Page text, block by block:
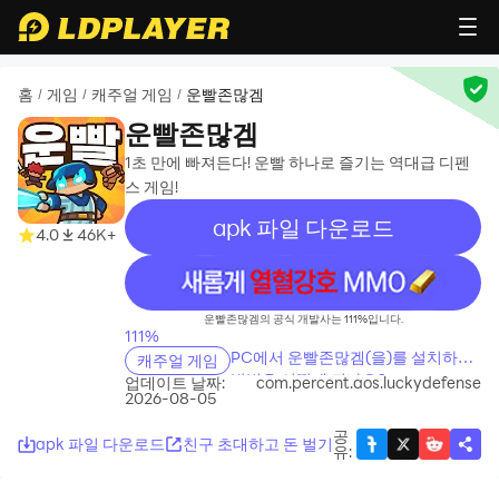
홈 / 게임 / 캐주얼 게임 / 운빨존많겜
4.0 46K+
운빨존많겜
1초 만에 빠져든다! 운빨 하나로 즐기는 역대급 디펜
스 게임!
apk 파일 다운로드
recommend
운빨존많겜의 공식 개발사는 111%입니다.
111%
캐주얼 게임
PC에서 운빨존많겜(을)를 설치하는
방법은 어떻게 되나요?
업데이트 날짜:
2026-08-05
com.percent.aos.luckydefense
apk 파일 다운로드 친구 초대하고 돈 벌기공
유: